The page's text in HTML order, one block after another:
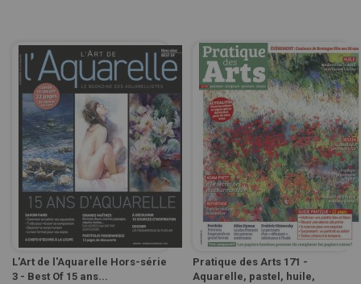
L'Art de l'Aquarelle Hors-série
3 - Best Of 15 ans...
Pratique des Arts 171 -
Aquarelle, pastel, huile,